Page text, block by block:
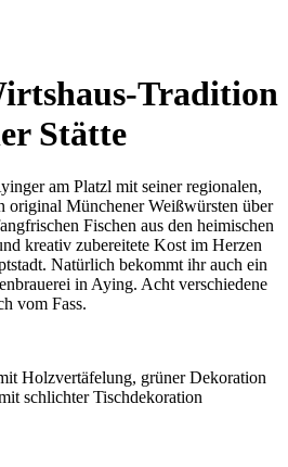
Tradition
Stätte
am Platzl mit seiner regionalen,
original Münchener Weißwürsten über
Fischen aus den heimischen
kreativ zubereitete Kost im Herzen
Natürlich bekommt ihr auch ein
in Aying. Acht verschiedene
vom Fass.